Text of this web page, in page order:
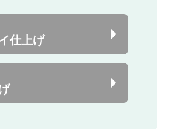
仕上げ